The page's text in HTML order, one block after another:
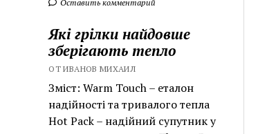
Оставить комментарий
Які грілки найдовше
зберігають тепло
ОТ ИВАНОВ МИХАИЛ
Зміст: Warm Touch – еталон
надійності та тривалого тепла
Hot Pack – надійний супутник у